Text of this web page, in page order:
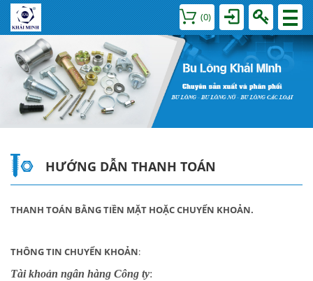
(0)
HƯỚNG DẪN THANH TOÁN
THANH TOÁN BẰNG TIỀN MẶT HOẶC CHUYỂN KHOẢN.
THÔNG TIN CHUYỂN KHOẢN:
Tài khoản ngân hàng Công ty: